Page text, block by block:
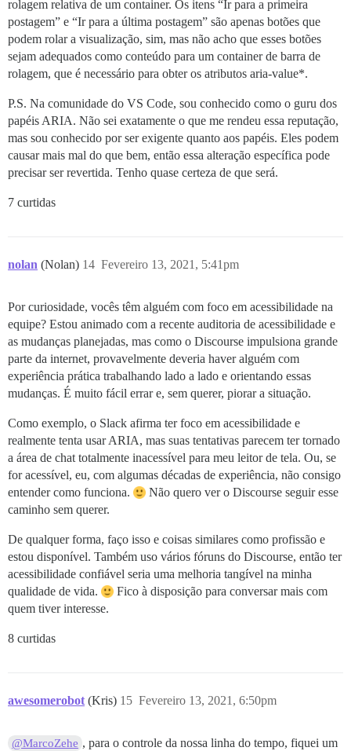
rolagem relativa de um container. Os itens “Ir para a primeira
postagem” e “Ir para a última postagem” são apenas botões que
podem rolar a visualização, sim, mas não acho que esses botões
sejam adequados como conteúdo para um container de barra de
rolagem, que é necessário para obter os atributos aria-value*.
P.S. Na comunidade do VS Code, sou conhecido como o guru dos
papéis ARIA. Não sei exatamente o que me rendeu essa reputação,
mas sou conhecido por ser exigente quanto aos papéis. Eles podem
causar mais mal do que bem, então essa alteração específica pode
precisar ser revertida. Tenho quase certeza de que será.
7 curtidas
nolan (Nolan) Fevereiro 13, 2021, 5:41pm
14
Por curiosidade, vocês têm alguém com foco em acessibilidade na
equipe? Estou animado com a recente auditoria de acessibilidade e
as mudanças planejadas, mas como o Discourse impulsiona grande
parte da internet, provavelmente deveria haver alguém com
experiência prática trabalhando lado a lado e orientando essas
mudanças. É muito fácil errar e, sem querer, piorar a situação.
Como exemplo, o Slack afirma ter foco em acessibilidade e
realmente tenta usar ARIA, mas suas tentativas parecem ter tornado
a área de chat totalmente inacessível para meu leitor de tela. Ou, se
for acessível, eu, com algumas décadas de experiência, não consigo
entender como funciona.
Não quero ver o Discourse seguir esse
caminho sem querer.
De qualquer forma, faço isso e coisas similares como profissão e
estou disponível. Também uso vários fóruns do Discourse, então ter
acessibilidade confiável seria uma melhoria tangível na minha
qualidade de vida.
Fico à disposição para conversar mais com
quem tiver interesse.
8 curtidas
awesomerobot (Kris) Fevereiro 13, 2021, 6:50pm
15
@MarcoZehe , para o controle da nossa linha do tempo, fiquei um